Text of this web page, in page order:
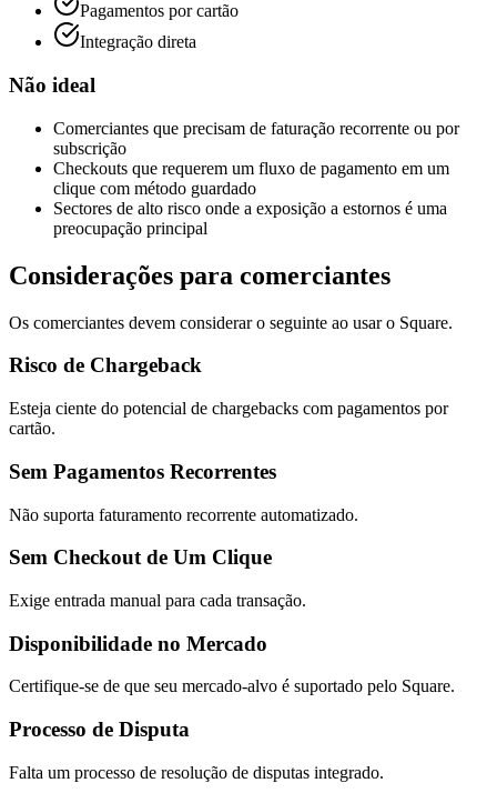
Pagamentos por cartão
Integração direta
Não ideal
Comerciantes que precisam de faturação recorrente ou por
subscrição
Checkouts que requerem um fluxo de pagamento em um
clique com método guardado
Sectores de alto risco onde a exposição a estornos é uma
preocupação principal
Considerações para comerciantes
Os comerciantes devem considerar o seguinte ao usar o Square.
Risco de Chargeback
Esteja ciente do potencial de chargebacks com pagamentos por
cartão.
Sem Pagamentos Recorrentes
Não suporta faturamento recorrente automatizado.
Sem Checkout de Um Clique
Exige entrada manual para cada transação.
Disponibilidade no Mercado
Certifique-se de que seu mercado-alvo é suportado pelo Square.
Processo de Disputa
Falta um processo de resolução de disputas integrado.